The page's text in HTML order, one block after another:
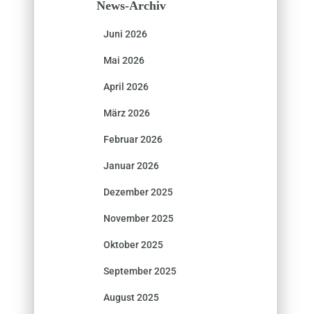
News-Archiv
Juni 2026
Mai 2026
April 2026
März 2026
Februar 2026
Januar 2026
Dezember 2025
November 2025
Oktober 2025
September 2025
August 2025